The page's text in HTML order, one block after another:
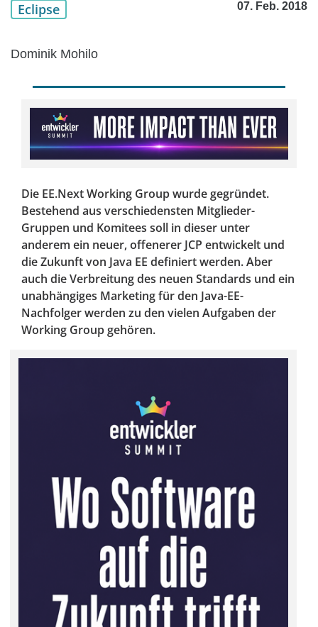
Eclipse 07. Feb. 2018
Dominik Mohilo
Die EE.Next Working Group wurde gegründet.
Bestehend aus verschiedensten Mitglieder-
Gruppen und Komitees soll in dieser unter
anderem ein neuer, offenerer JCP entwickelt und
die Zukunft von Java EE definiert werden. Aber
auch die Verbreitung des neuen Standards und ein
unabhängiges Marketing für den Java-EE-
Nachfolger werden zu den vielen Aufgaben der
Working Group gehören.